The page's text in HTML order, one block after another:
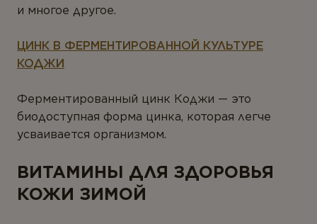
и многое другое.
ЦИНК В ФЕРМЕНТИРОВАННОЙ КУЛЬТУРЕ
КОДЖИ
Ферментированный цинк Коджи — это
биодоступная форма цинка, которая легче
усваивается организмом.
ВИТАМИНЫ ДЛЯ ЗДОРОВЬЯ
КОЖИ ЗИМОЙ